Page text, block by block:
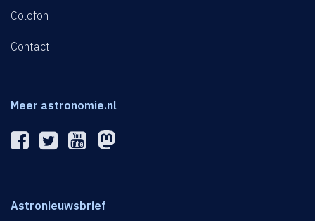
Colofon
Contact
Meer astronomie.nl
Astronieuwsbrief